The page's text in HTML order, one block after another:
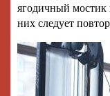
ягодичный мостик
них следует